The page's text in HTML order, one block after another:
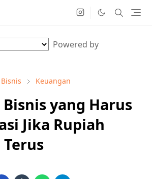
Powered by
Bisnis Keuangan
yang Harus
Jika Rupiah